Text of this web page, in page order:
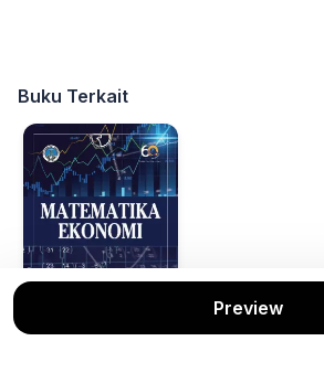
Buku Terkait
Matematika
Preview